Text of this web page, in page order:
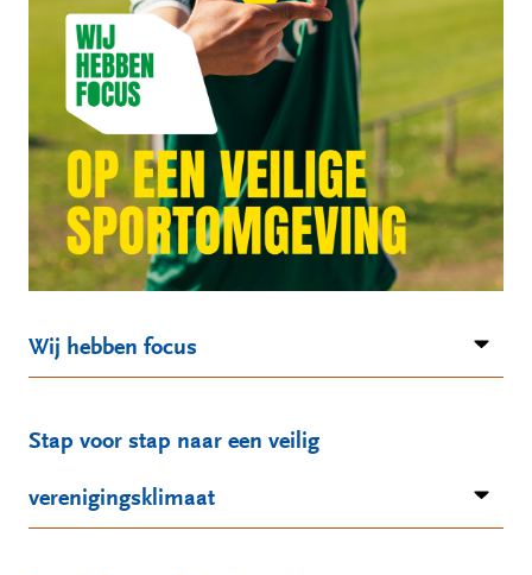
Wij hebben focus
Stap voor stap naar een veilig
verenigingsklimaat